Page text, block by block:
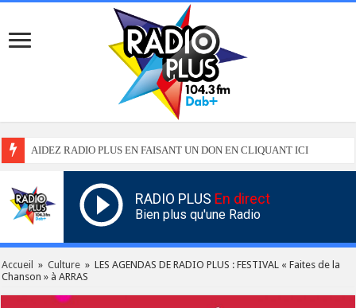
AIDEZ RADIO PLUS EN FAISANT UN DON EN CLIQUANT ICI
RADIO PLUS En direct
Bien plus qu'une Radio
Accueil » Culture » LES AGENDAS DE RADIO PLUS : FESTIVAL « Faites de la
Chanson » à ARRAS